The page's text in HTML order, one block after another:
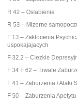
R 42 – Oslabienie
R 53 – Mizerne
F 13 – Zaklocenia
uspokajajacych
F 32.2 – Ciezkie
F 34 F 62 – Trwale
F 41 – Zaburzenia / Ataki
F 50 – Zaburzenia Apetytu